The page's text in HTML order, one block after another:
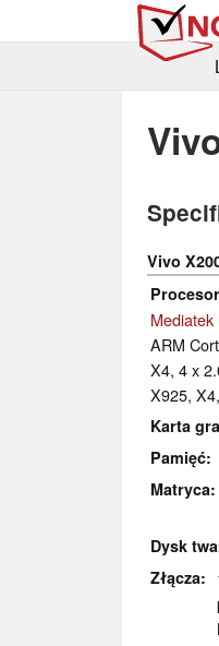
Vivo
Procesor
ARM
X4, 4 x
X925,
Karta
Pamięć
Matryca
Dysk
Złącza